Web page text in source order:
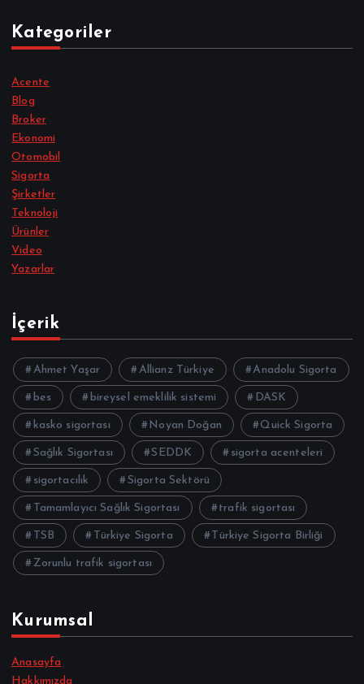
Kategoriler
Acente
Blog
Broker
Ekonomi
Otomobil
Sigorta
Şirketler
Teknoloji
Ürünler
Video
Yazarlar
İçerik
Ahmet Yaşar Allianz Türkiye Anadolu Sigorta
bes bireysel emeklilik sistemi DASK
kasko sigortası Noyan Doğan Quick Sigorta
Sağlık Sigortası SEDDK sigorta acenteleri
sigortacılık Sigorta Sektörü
Tamamlayıcı Sağlık Sigortası trafik sigortası
TSB Türkiye Sigorta Türkiye Sigorta Birliği
Zorunlu trafik sigortası
Kurumsal
Anasayfa
Hakkımızda